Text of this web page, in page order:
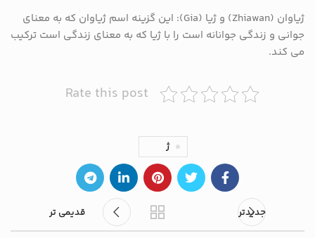
ژیاوان (Zhiawan) و ژیا (Gia): این گزینه اسم ژیاوان که به معنای
جوانی و زندگی جوانانه است را با ژیا که به معنای زندگی است ترکیب
می کند.
Rate this post
ژ
جدیدتر قدیمی تر